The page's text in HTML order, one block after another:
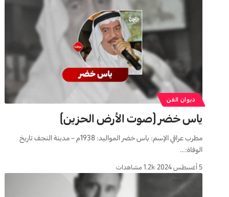
ديوان الفن
ياس خضر (صوت الأرض الحزين)
مطرب عراقي الإسم: ياس خضر المواليد: 1938م – مدينة النجف تاريخ
الوفاة:…
5 أغسطس 2024 1.2k مشاهدات